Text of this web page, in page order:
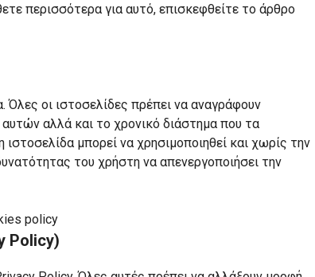
περισσότερα για αυτό, επισκεφθείτε το άρθρο
οι ιστοσελίδες πρέπει να αναγράφουν
αλλά και το χρονικό διάστημα που τα
μπορεί να χρησιμοποιηθεί και χωρίς την
του χρήστη να απενεργοποιήσει την
Policy)